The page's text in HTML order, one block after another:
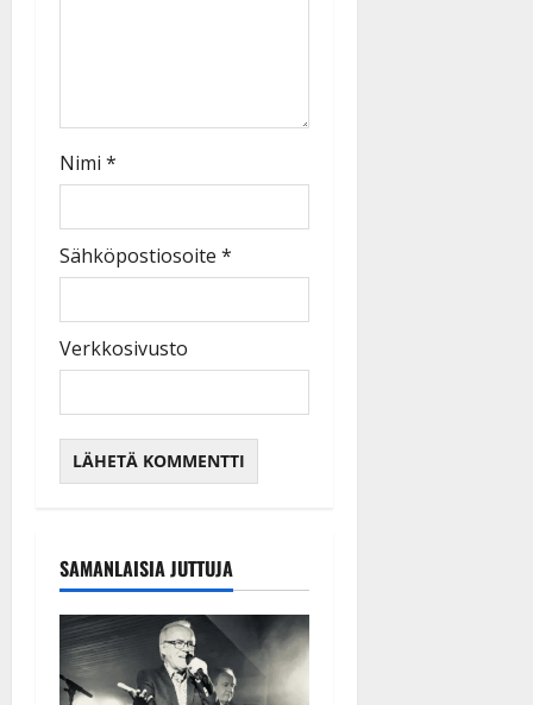
Nimi *
Sähköpostiosoite *
Verkkosivusto
SAMANLAISIA JUTTUJA